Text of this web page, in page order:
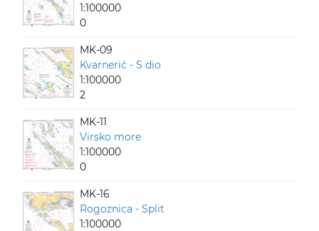
1:100000
0
MK-09
Kvarnerić - S dio
1:100000
2
MK-11
Virsko more
1:100000
0
MK-16
Rogoznica - Split
1:100000